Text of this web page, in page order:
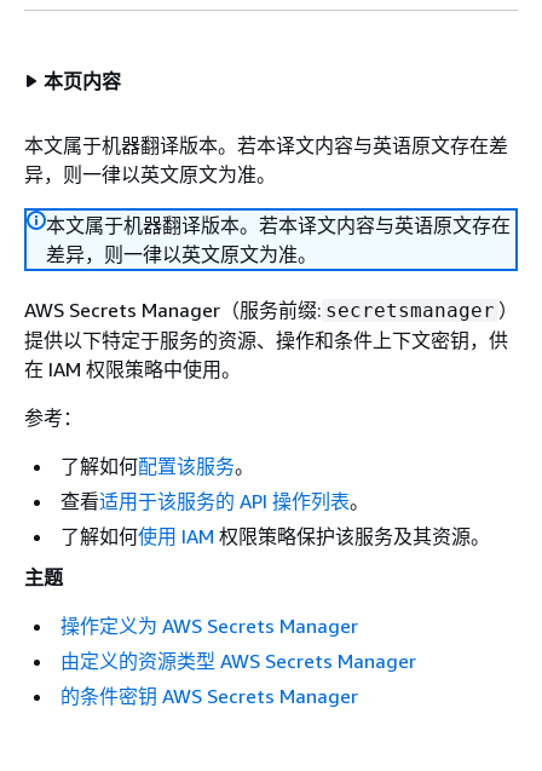
本页内容
本文属于机器翻译版本。若本译文内容与英语原文存在差
异，则一律以英文原文为准。
本文属于机器翻译版本。若本译文内容与英语原文存在
差异，则一律以英文原文为准。
AWS Secrets Manager（服务前缀: secretsmanager ）
提供以下特定于服务的资源、操作和条件上下文密钥，供
在 IAM 权限策略中使用。
参考：
了解如何配置该服务。
查看适用于该服务的 API 操作列表。
了解如何使用 IAM 权限策略保护该服务及其资源。
主题
操作定义为 AWS Secrets Manager
由定义的资源类型 AWS Secrets Manager
的条件密钥 AWS Secrets Manager